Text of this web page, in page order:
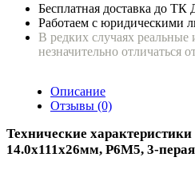
Бесплатная доставка до
Работаем с юридическими
В редких случаях реальные
незначительно отличаться
Описание
Отзывы (0)
Технические
14.0х111х26мм, Р6М5, 3-